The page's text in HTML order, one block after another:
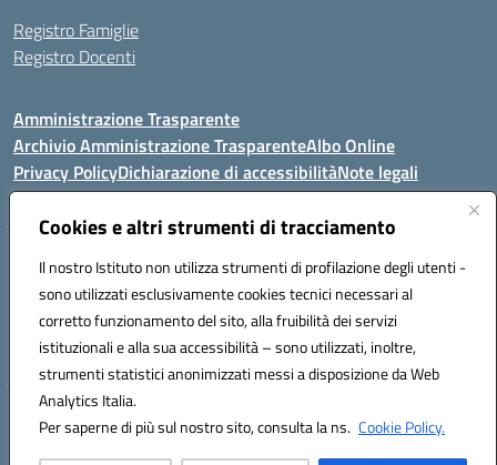
Cookies e altri strumenti di tracciamento
Il nostro Istituto non utilizza strumenti di profilazione degli utenti -
sono utilizzati esclusivamente cookies tecnici necessari al
corretto funzionamento del sito, alla fruibilità dei servizi
istituzionali e alla sua accessibilità – sono utilizzati, inoltre,
strumenti statistici anonimizzati messi a disposizione da Web
Analytics Italia.
Per saperne di più sul nostro sito, consulta la ns. Cookie Policy.
Registro Famiglie
Registro Docenti
Amministrazione Trasparente
Archivio Amministrazione TrasparenteAlbo Online
Privacy PolicyDichiarazione di accessibilitàNote legali
Istituto Comprensivo Statale
Via Cupa Campanariello, 5 - 80059, Torre del Greco (NA)
Tel. +39 0818834377 - Fax +39 0818834377 - Cod.Fisc. 95170530638
Email: naic8df00a@istruzione.it - PEC: naic8df00a@pec.istruzione.it
Hosting & Powered by 3D Solution S.r.l.
Concept & Design by Designers Italia